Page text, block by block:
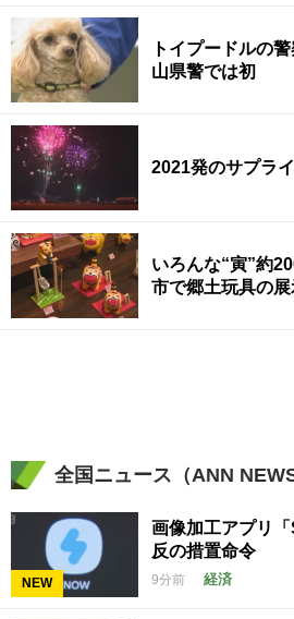
トイプードルの
山県警では初
2021発のサプラ
いろんな“寅”約
市で郷土玩具の
全国ニュース（ANN NEWS
NEW
画像加工アプリ
反の措置命令
9分前 経済